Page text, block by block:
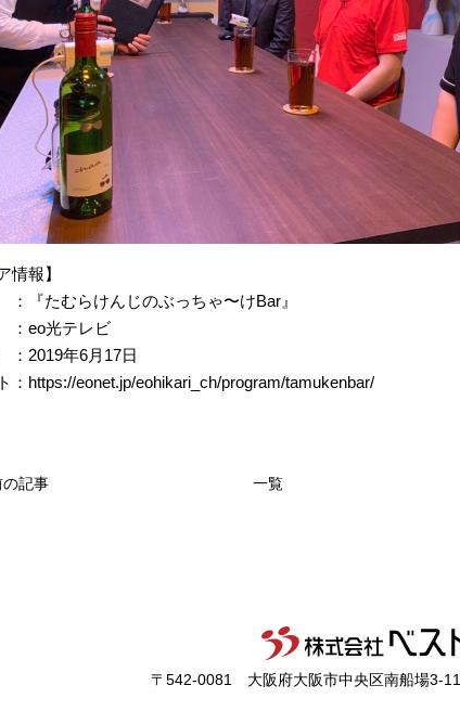
情報】
たむらけんじのぶっちゃ〜けBar』
eo光テレビ
2019年6月17日
：https://eonet.jp/eohikari_ch/program/tamukenbar/
の記事 一覧
〒542-0081 大阪府大阪市中央区南船場3-